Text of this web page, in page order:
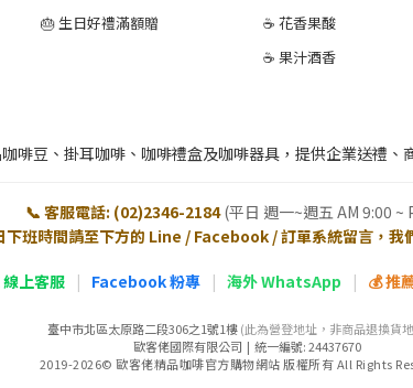
🎂 生日好禮滿額贈
☕ 花香果酸
☕ 果汁酒香
啡豆、掛耳咖啡、咖啡禮盒及咖啡器具，提供企業送禮
📞 客服電話: (02)2346-2184 (平日 週一~週五 AM 9:00 ~
班時間請至下方的 Line / Facebook / 訂單系統留言，我
線上客服 | Facebook 粉專 | 海外 WhatsApp | 💰 推
臺中市北區太原路二段306之1號1樓(此為營登地址，非商品退換貨
歐客佬國際有限公司 | 統一編號: 24437670
2019-2026© 歐客佬精品咖啡官方購物網站 版權所有 All Rights